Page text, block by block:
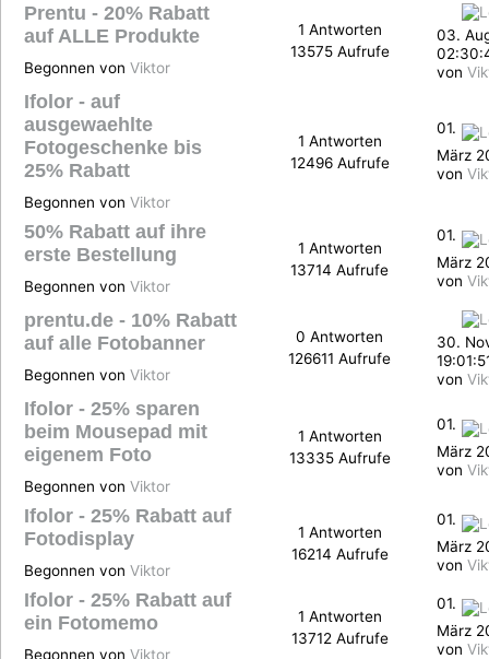
Prentu - 20% Rabatt
auf ALLE Produkte
Begonnen von Viktor
1 Antworten
13575 Aufrufe
03.
von
Ifolor - auf
ausgewaehlte
Fotogeschenke bis
25% Rabatt
Begonnen von Viktor
1 Antworten
12496 Aufrufe
01.
März
von
50% Rabatt auf ihre
erste Bestellung
Begonnen von Viktor
1 Antworten
13714 Aufrufe
01.
März
von
prentu.de - 10% Rabatt
auf alle Fotobanner
Begonnen von Viktor
0 Antworten
126611 Aufrufe
30.
von
Ifolor - 25% sparen
beim Mousepad mit
eigenem Foto
Begonnen von Viktor
1 Antworten
13335 Aufrufe
01.
März
von
Ifolor - 25% Rabatt auf
Fotodisplay
Begonnen von Viktor
1 Antworten
16214 Aufrufe
01.
März
von
Ifolor - 25% Rabatt auf
ein Fotomemo
Begonnen von Viktor
1 Antworten
13712 Aufrufe
01.
März
von